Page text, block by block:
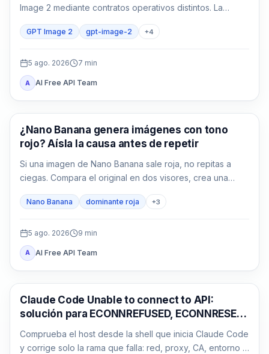
Image 2 mediante contratos operativos distintos. La
decisión depende de identidad, región, factura, cuota,
formato y soporte, no solo del nombre del modelo.
GPT Image 2 gpt-image-2 +4
5 ago. 2026 7 min
A AI Free API Team
Generación de imágenes con IA
¿Nano Banana genera imágenes con tono
rojo? Aísla la causa antes de repetir
Si una imagen de Nano Banana sale roja, no repitas a
ciegas. Compara el original en dos visores, crea una
cada vez.
Nano Banana dominante roja +3
5 ago. 2026 9 min
A AI Free API Team
Claude Code
Claude Code Unable to connect to API:
solución para ECONNREFUSED, ECONNRESET
Comprueba el host desde la shell que inicia Claude Code
y corrige solo la rama que falla: red, proxy, CA, entorno o